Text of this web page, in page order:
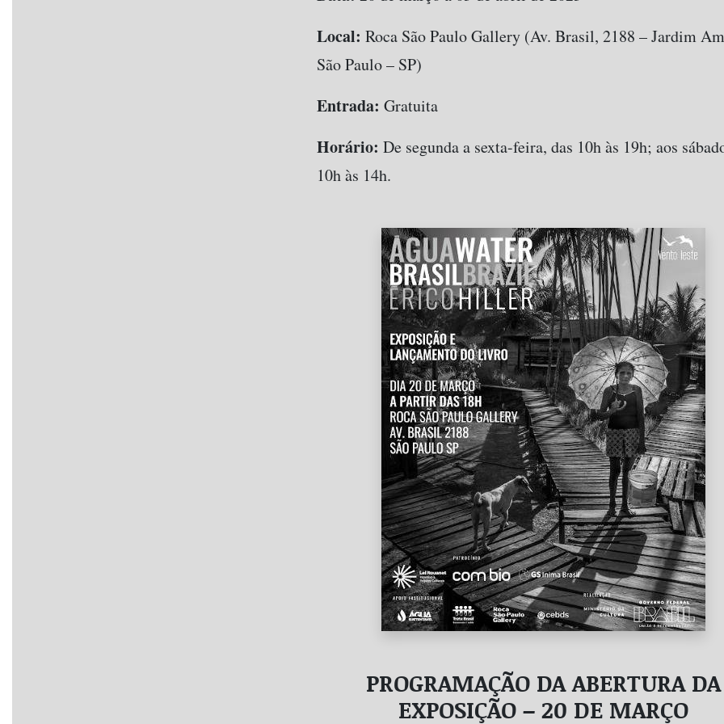
Local: Roca São Paulo Gallery (Av. Brasil, 2188 – Jardim
São Paulo – SP)
Entrada: Gratuita
Horário: De segunda a sexta-feira, das 10h às 19h; aos
10h às 14h.
PROGRAMAÇÃO DA ABERTURA DA
EXPOSIÇÃO – 20 DE MARÇO